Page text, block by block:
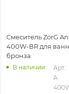
Смеситель ZorG
400W-BR для
бронза
В наличии
Арт.:
A